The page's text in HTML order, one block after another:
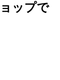
ップで